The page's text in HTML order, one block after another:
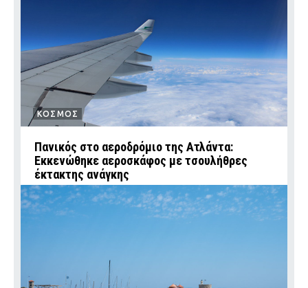
ΚΟΣΜΟΣ
Πανικός στο αεροδρόμιο της Ατλάντα:
Εκκενώθηκε αεροσκάφος με τσουλήθρες
έκτακτης ανάγκης